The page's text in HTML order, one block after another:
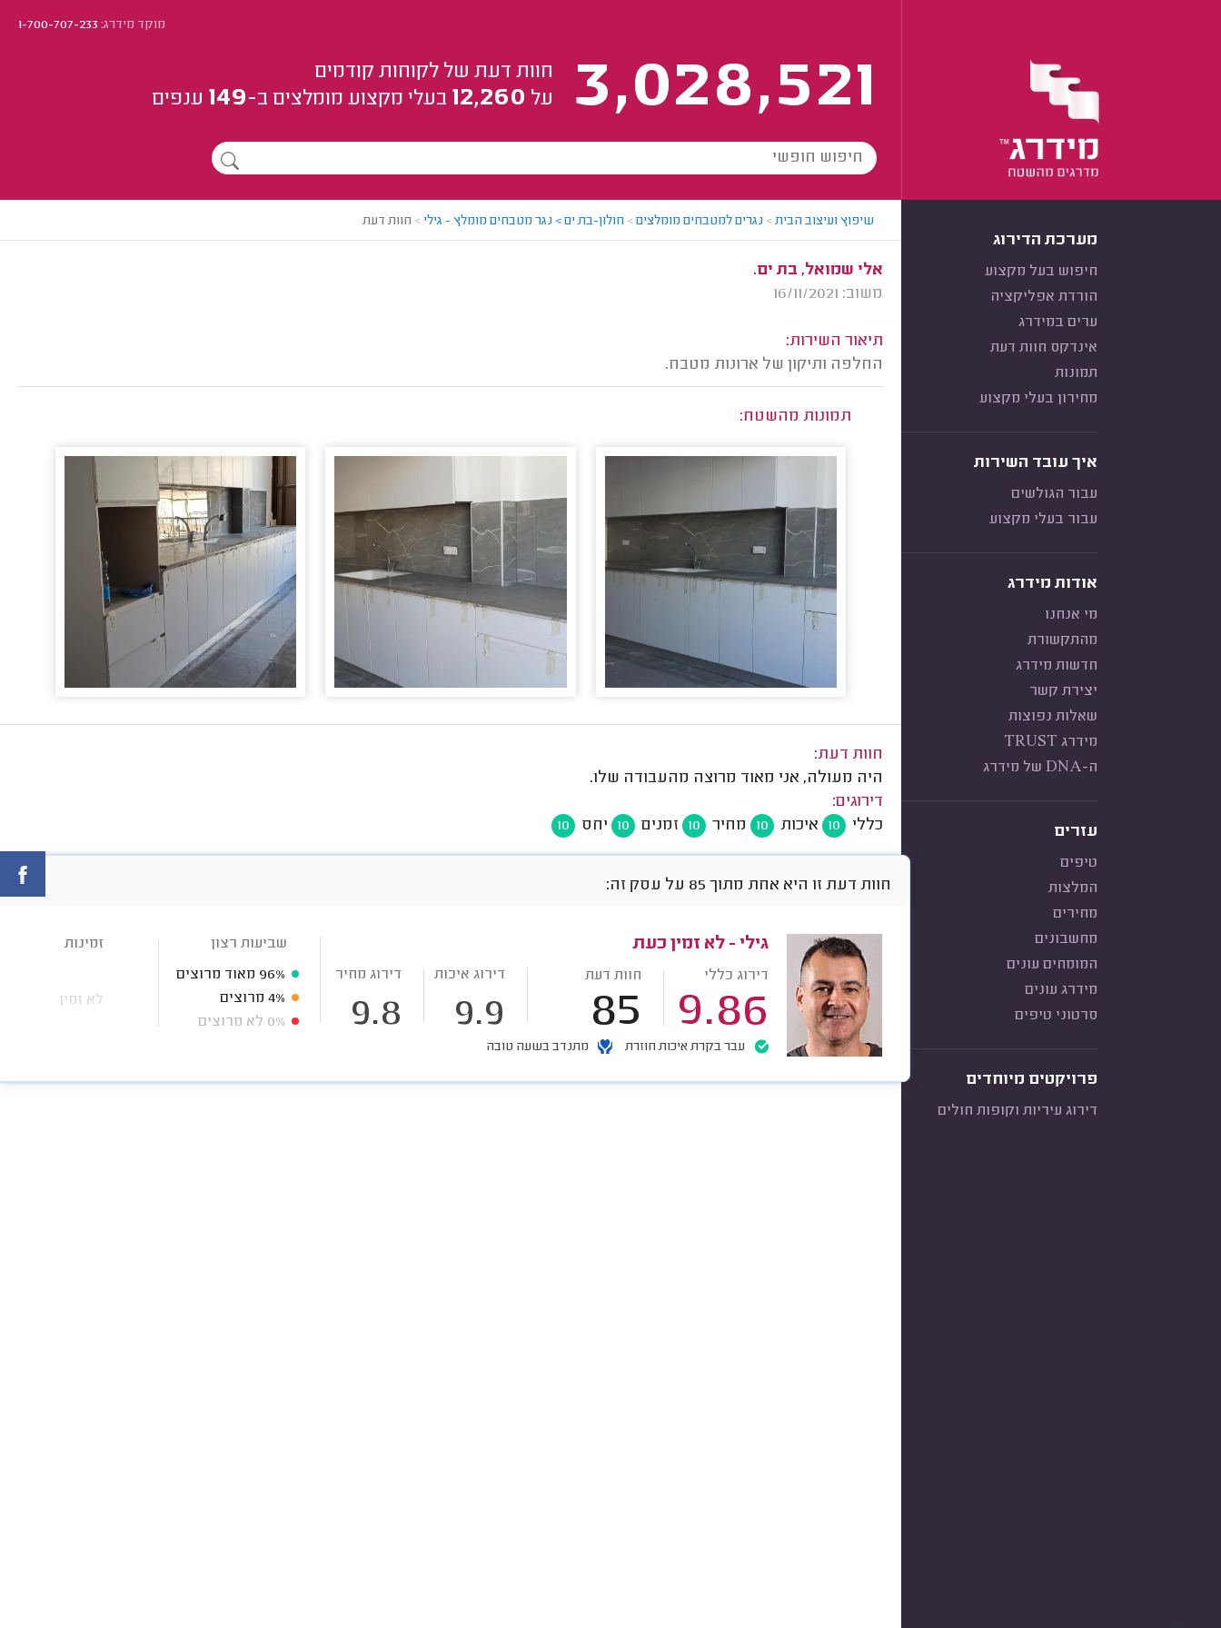
מוקד מידרג:1-700-707-233
3,028,521
חוות דעת של לקוחות קודמים
על 12,260 בעלי מקצוע מומלצים ב-149 ענפים
מערכת הדירוג
חיפוש בעל מקצוע
הורדת אפליקציה
ערים במידרג
אינדקס חוות דעת
תמונות
מחירון בעלי מקצוע
איך עובד השירות
עבור הגולשים
עבור בעלי מקצוע
אודות מידרג
מי אנחנו
מהתקשורת
חדשות מידרג
יצירת קשר
שאלות נפוצות
מידרג TRUST
ה-DNA של מידרג
עזרים
טיפים
המלצות
מחירים
מחשבונים
המומחים עונים
מידרג עונים
סרטוני טיפים
פרויקטים מיוחדים
דירוג עיריות וקופות חולים
שיפוץ ועיצוב הבית> נגרים למטבחים מומלצים> חולון-בת ים > נגר מטבחים מומלץ - גילי > חוות דעת
אלי שמואל, בת ים.
משוב: 16/11/2021
תיאור השירות:
החלפה ותיקון של ארונות מטבח.
תמונות מהשטח:
חוות דעת:
היה מעולה, אני מאוד מרוצה מהעבודה שלו.
דירוגים:
כללי
10 איכות 10 מחיר 10 זמנים 10 יחס 10
חוות דעת זו היא אחת מתוך 85 על עסק זה:
גילי - לא זמין כעת
דירוג כללי
9.86
חוות דעת
85
דירוג איכות
9.9
דירוג מחיר
9.8
עבר בקרת איכות חוזרת מתנדב בשעה טובה
שביעות רצון
96% מאוד מרוצים
4% מרוצים
0% לא מרוצים
זמינות
לא זמין